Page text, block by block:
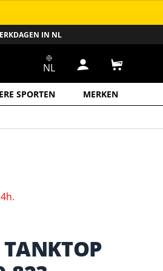
IN NL
SPORTEN MERKEN
NL Inloggen
TANKTOP